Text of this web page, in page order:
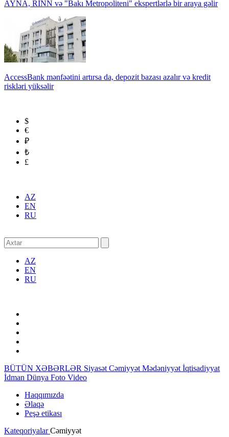
AYNA, RİNN və "Bakı Metropoliteni" ekspertlərlə bir araya gəlir
AccessBank mənfəətini artırsa da, depozit bazası azalır və kredit
riskləri yüksəlir
$
€
₽
₺
£
AZ
EN
RU
AZ
EN
RU
BÜTÜN XƏBƏRLƏR Siyasət Cəmiyyət Mədəniyyət İqtisadiyyat
İdman Dünya Foto Video
Haqqımızda
Əlaqə
Peşə etikası
KateqoriyalarCəmiyyət